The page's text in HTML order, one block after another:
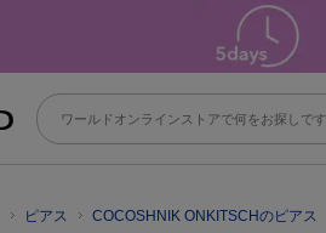
ピアス COCOSHNIK ONKITSCHのピアス